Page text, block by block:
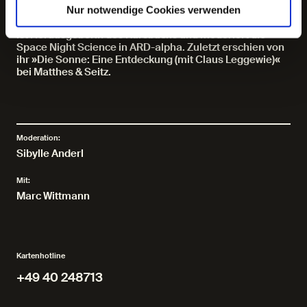
Nur notwendige Cookies verwenden
Sibylle Anderl, geb. 1981, ist Astrophysikerin und
Philosophin und leitet das Ressort WISSEN der ZEIT. Sie
ist Herausgeberin des Kursbuchs und moderiert die
Space Night Science in ARD-alpha. Zuletzt erschien von
ihr »Die Sonne: Eine Entdeckung (mit Claus Leggewie)«
bei Matthes & Seitz.
Moderation:
Sibylle Anderl
Mit:
Marc Wittmann
Kartenhotline
+49 40 248713